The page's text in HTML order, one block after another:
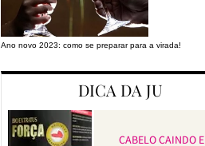
Ano novo 2023: como se preparar para a virada!
DICA DA JU
CABELO CAINDO E